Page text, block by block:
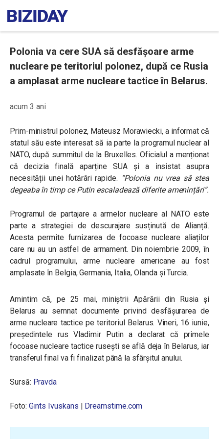
Polonia va cere SUA să desfășoare arme
nucleare pe teritoriul polonez, după ce Rusia
a amplasat arme nucleare tactice în Belarus.
acum 3 ani
Prim-ministrul polonez, Mateusz Morawiecki, a informat că
statul său este interesat să ia parte la programul nuclear al
NATO, după summitul de la Bruxelles. Oficialul a menționat
că decizia finală aparține SUA și a insistat asupra
necesității unei hotărâri rapide. “Polonia nu vrea să stea
degeaba în timp ce Putin escaladează diferite amenințări”.
Programul de partajare a armelor nucleare al NATO este
parte a strategiei de descurajare susținută de Alianță.
Acesta permite furnizarea de focoase nucleare aliaților
care nu au un astfel de armament. Din noiembrie 2009, în
cadrul programului, arme nucleare americane au fost
amplasate în Belgia, Germania, Italia, Olanda și Turcia.
Amintim că, pe 25 mai, miniștrii Apărării din Rusia și
Belarus au semnat documente privind desfășurarea de
arme nucleare tactice pe teritoriul Belarus. Vineri, 16 iunie,
președintele rus Vladimir Putin a declarat că primele
focoase nucleare tactice rusești se află deja în Belarus, iar
transferul final va fi finalizat până la sfârșitul anului.
Sursă: Pravda
Foto: Gints Ivuskans | Dreamstime.com